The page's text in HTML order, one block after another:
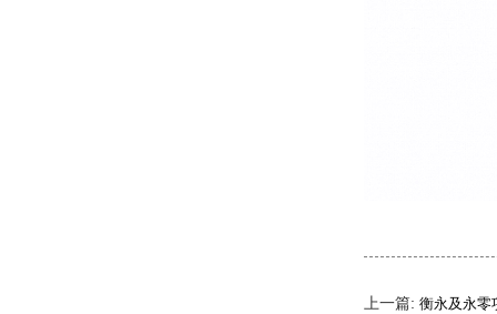
上一篇: 衡永及永零